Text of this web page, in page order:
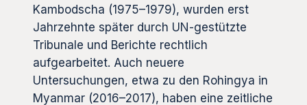
Kambodscha (1975–1979), wurden erst
Jahrzehnte später durch UN-gestützte
Tribunale und Berichte rechtlich
aufgearbeitet. Auch neuere
Untersuchungen, etwa zu den Rohingya in
Myanmar (2016–2017), haben eine zeitliche